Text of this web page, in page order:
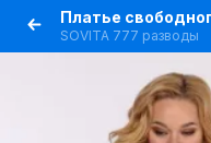
SOVITA 777 разводы